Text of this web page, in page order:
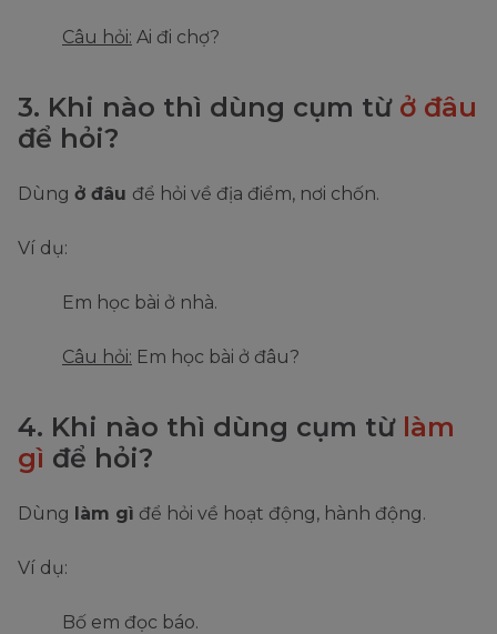
Câu hỏi: Ai đi chợ?
3. Khi nào thì dùng cụm từ ở đâu
để hỏi?
Dùng ở đâu để hỏi về địa điểm, nơi chốn.
Ví dụ:
Em học bài ở nhà.
Câu hỏi: Em học bài ở đâu?
4. Khi nào thì dùng cụm từ làm
gì để hỏi?
Dùng làm gì để hỏi về hoạt động, hành động.
Ví dụ:
Bố em đọc báo.